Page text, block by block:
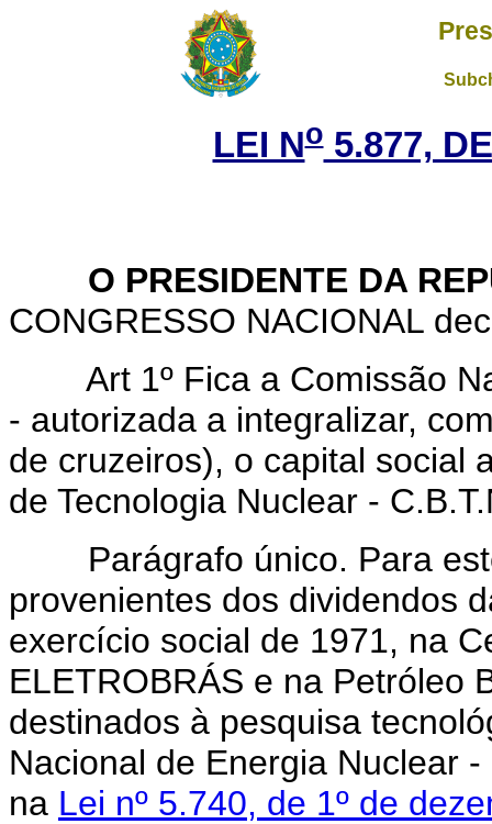
LEI No5.877,
O PRESIDENTE DA
CONGRESSO NACIONAL
Art 1º Fica a Comissão
- autorizada a integralizar,
de cruzeiros), o capital social
de Tecnologia Nuclear -
Parágrafo único. Para
provenientes dos dividendos
exercício social de 1971, na
ELETROBRÁS e na Petróleo
destinados à pesquisa
Nacional de Energia Nuclear
na Lei nº 5.740, de 1º de